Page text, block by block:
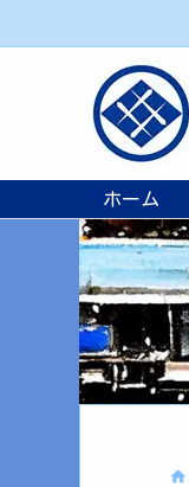
ホーム
